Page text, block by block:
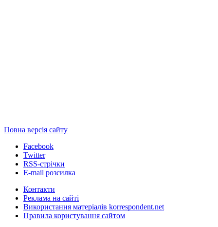
Повна версія сайту
Facebook
Twitter
RSS-стрічки
E-mail розсилка
Контакти
Реклама на сайті
Використання матеріалів korrespondent.net
Правила користування сайтом